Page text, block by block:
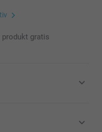
produkt gratis
inklusive moms och